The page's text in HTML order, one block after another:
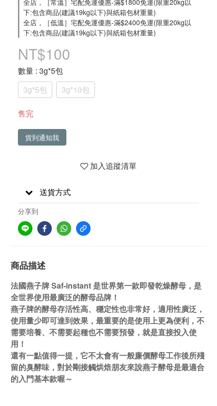
全店，［常溫］宅配免運優惠-滿$1800免運(限重20kg以
下:包含商品(建議19kg以下)與紙箱包材重量)
全店，［低溫］宅配免運優惠-滿$2400免運(限重20kg以
下:包含商品(建議19kg以下)與紙箱包材重量)
NT$100
數量 : 3g*5包
3g*5包
3g*10包
售完
貨到通知我
加入追蹤清單
送貨方式
分享到
商品描述
法國燕子牌Saf-instant 是世界第一款即發乾燥酵母，是
全世界使用最廣泛的酵母品牌！
燕子牌的酵母存活性高、穩定性也非常好，適用性廣泛，
使用量少即可達到效果， 最重要的是使用上更為便利，不
需要培養、不需要起種也不需要預發，就是直接投入使
用！
還有一點值得一提，它不太會有一般廉價酵母工作後所殘
留的臭酵味，對於剛接觸烘焙朋友來說燕子酵母是最適合
的入門基本款喔～